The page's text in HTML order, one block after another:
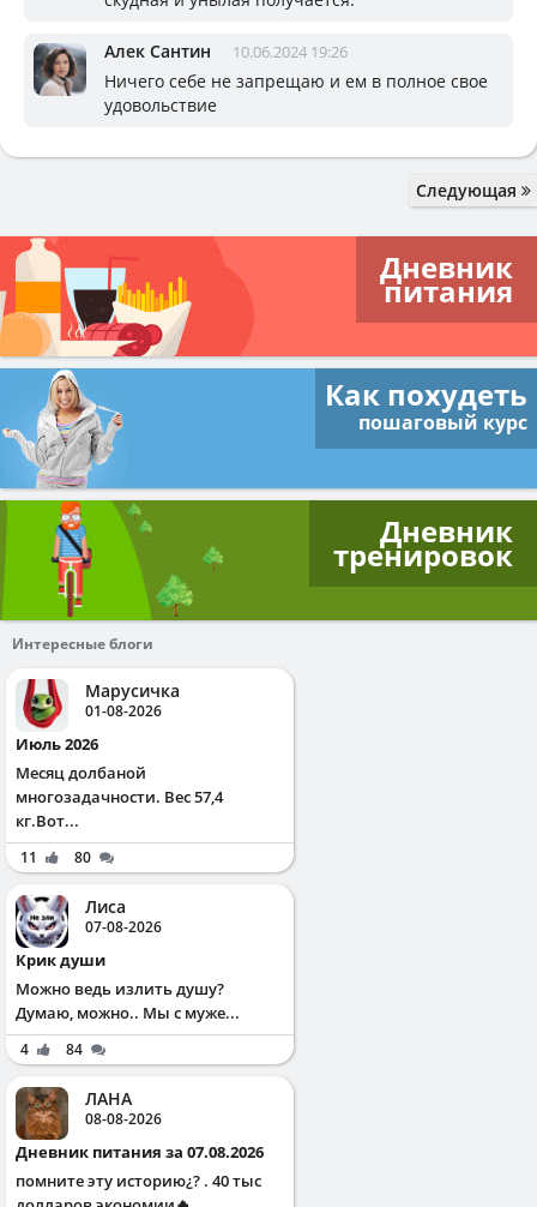
Алек Сантин 10.06.2024 19:26
Ничего себе не запрещаю и ем в полное свое
удовольствие
Следующая
Дневник
питания
Как похудеть
пошаговый курс
Дневник
тренировок
Интересные блоги
Марусичка
01-08-2026
Июль 2026
Месяц долбаной
многозадачности. Вес 57,4
кг.Вот...
11 80
Лиса
07-08-2026
Крик души
Можно ведь излить душу?
Думаю, можно.. Мы с муже...
4 84
ЛАНА
08-08-2026
Дневник питания за 07.08.2026
помните эту историю¿? . 40 тыс